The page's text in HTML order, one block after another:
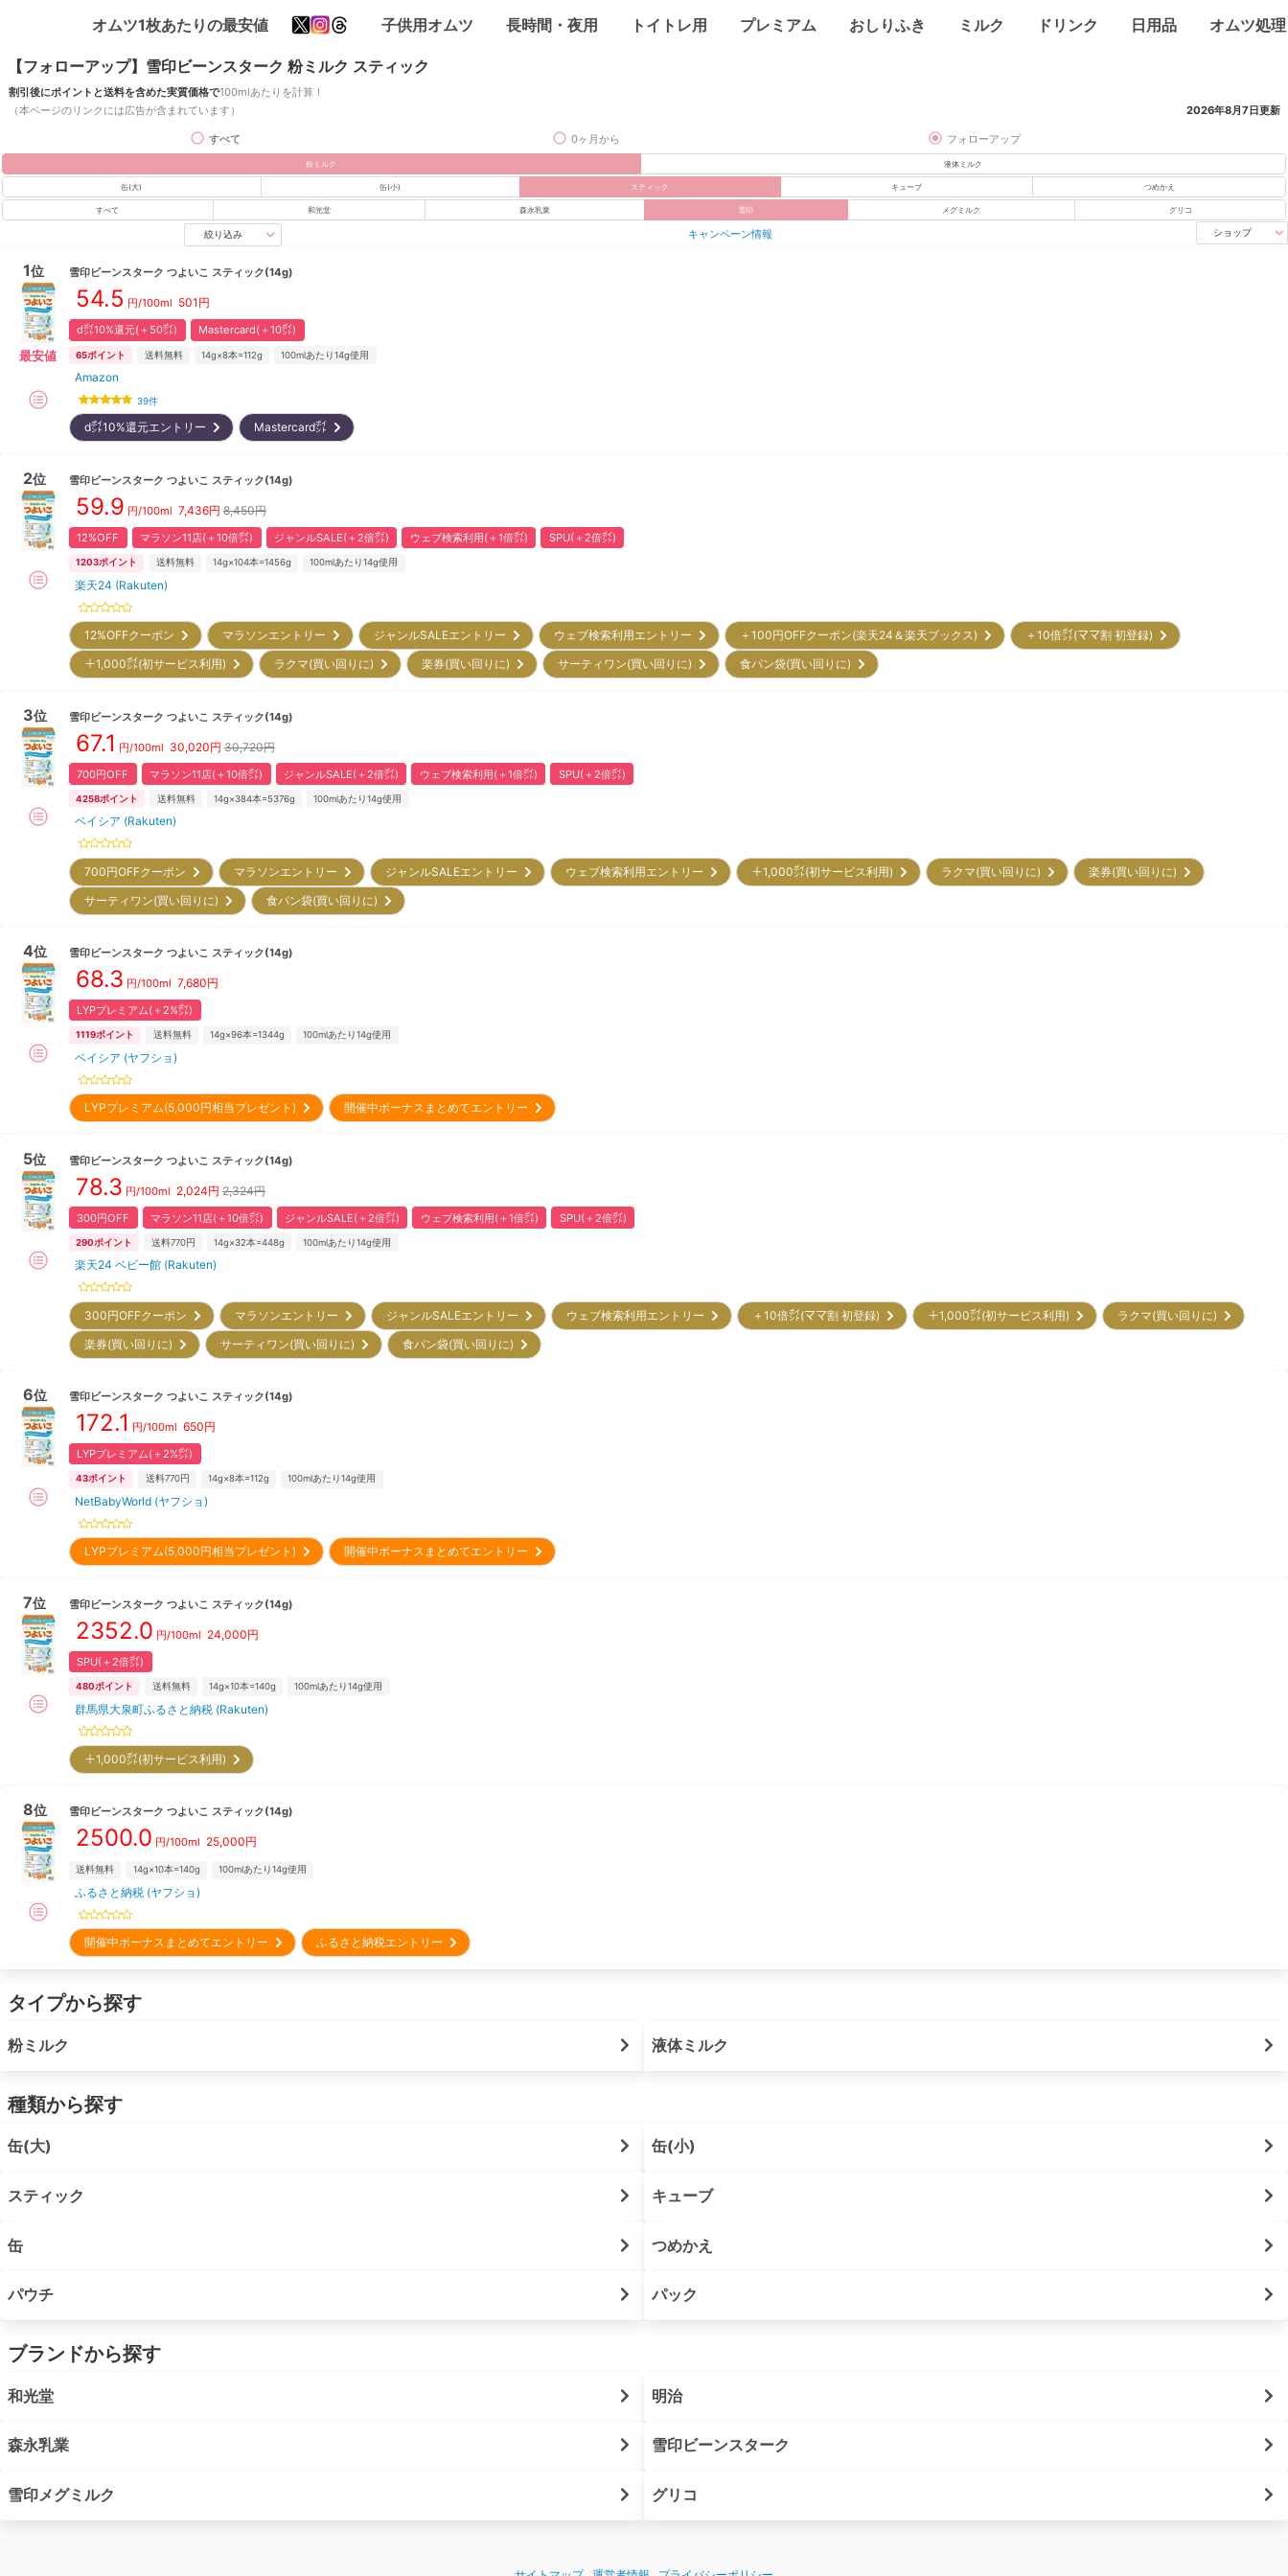
オムツ1枚あたりの最安値 子供用オムツ 長時間・夜用 トイトレ用 プレミアム おしりふき ミルク ドリンク 日用品 オムツ処理
【フォローアップ】雪印ビーンスターク 粉ミルク スティック
割引後にポイントと送料を含めた実質価格で100mlあたりを計算！
（本ページのリンクには広告が含まれています）
2026年8月7日更新
すべて 0ヶ月から フォローアップ
粉ミルク 液体ミルク
缶(大) 缶(小) スティック キューブ つめかえ
すべて 和光堂 森永乳業 雪印 メグミルク グリコ
絞り込み キャンペーン情報 ショップ
1位
最安値
雪印ビーンスターク つよいこ スティック(14g)
54.5 円/100ml 501 円
d㌽10%還元(＋50㌽) Mastercard(＋10㌽)
65ポイント 送料無料 14g×8本=112g 100mlあたり14g使用
Amazon
39件
d㌽10%還元エントリー Mastercard㌽
2位 雪印ビーンスターク つよいこ スティック(14g)
59.9 円/100ml 7,436円 8,450円
12%OFF マラソン11店(＋10倍㌽) ジャンルSALE(＋2倍㌽) ウェブ検索利用(＋1倍㌽) SPU(＋2倍㌽)
1203ポイント 送料無料 14g×104本=1456g 100mlあたり14g使用
楽天24 (Rakuten)
12%OFFクーポン マラソンエントリー ジャンルSALEエントリー ウェブ検索利用エントリー ＋100円OFFクーポン(楽天24＆楽天ブックス)
＋10倍㌽(ママ割 初登録)
＋1,000㌽(初サービス利用)
ラクマ(買い回りに) 楽券(買い回りに) サーティワン(買い回りに) 食パン袋(買い回りに)
3位 雪印ビーンスターク つよいこ スティック(14g)
67.1 円/100ml 30,020円 30,720円
700円OFF マラソン11店(＋10倍㌽) ジャンルSALE(＋2倍㌽) ウェブ検索利用(＋1倍㌽) SPU(＋2倍㌽)
4258ポイント 送料無料 14g×384本=5376g 100mlあたり14g使用
ベイシア (Rakuten)
700円OFFクーポン マラソンエントリー ジャンルSALEエントリー ウェブ検索利用エントリー ＋1,000㌽(初サービス利用) ラクマ(買い回りに)
楽券(買い回りに)
サーティワン(買い回りに)
食パン袋(買い回りに)
4位 雪印ビーンスターク つよいこ スティック(14g)
68.3 円/100ml 7,680円
LYPプレミアム(＋2%㌽)
1119ポイント 送料無料 14g×96本=1344g 100mlあたり14g使用
ベイシア (ヤフショ)
LYPプレミアム(5,000円相当プレゼント) 開催中ボーナスまとめてエントリー
5位 雪印ビーンスターク つよいこ スティック(14g)
78.3 円/100ml 2,024円 2,324円
300円OFF マラソン11店(＋10倍㌽) ジャンルSALE(＋2倍㌽) ウェブ検索利用(＋1倍㌽) SPU(＋2倍㌽)
290ポイント 送料770円 14g×32本=448g 100mlあたり14g使用
楽天24 ベビー館 (Rakuten)
300円OFFクーポン マラソンエントリー ジャンルSALEエントリー ウェブ検索利用エントリー ＋10倍㌽(ママ割 初登録) ＋1,000㌽(初サービス利用)
ラクマ(買い回りに)
楽券(買い回りに)
サーティワン(買い回りに) 食パン袋(買い回りに)
6位 雪印ビーンスターク つよいこ スティック(14g)
172.1 円/100ml 650円
LYPプレミアム(＋2%㌽)
43ポイント 送料770円 14g×8本=112g 100mlあたり14g使用
NetBabyWorld (ヤフショ)
LYPプレミアム(5,000円相当プレゼント) 開催中ボーナスまとめてエントリー
7位 雪印ビーンスターク つよいこ スティック(14g)
2352.0 円/100ml 24,000円
SPU(＋2倍㌽)
480ポイント 送料無料 14g×10本=140g 100mlあたり14g使用
群馬県大泉町ふるさと納税 (Rakuten)
＋1,000㌽(初サービス利用)
8位 雪印ビーンスターク つよいこ スティック(14g)
2500.0 円/100ml 25,000円
送料無料 14g×10本=140g 100mlあたり14g使用
ふるさと納税 (ヤフショ)
開催中ボーナスまとめてエントリー ふるさと納税エントリー
タイプから探す
粉ミルク 液体ミルク
種類から探す
缶(大) 缶(小)
スティック キューブ
缶 つめかえ
パウチ パック
ブランドから探す
和光堂 明治
森永乳業 雪印ビーンスターク
雪印メグミルク グリコ